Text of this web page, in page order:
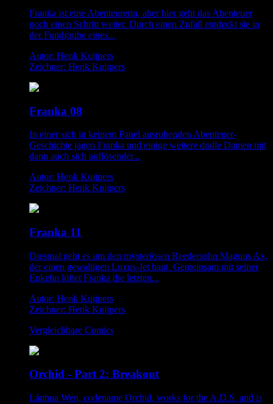
Franka ist eine Abenteurerin, aber hier geht das Abenteuer
noch einen Schritt weiter. Durch einen Zufall entdeckt sie in
der Fundgrube eines...
Autor: Henk Kuijpers
Zeichner: Henk Kuijpers
Franka 08
In einer sich in keinem Panel ausruhenden Abenteuer-
Geschichte jagen Franka und einige weitere dralle Damen mit
dann auch sich auflösender...
Autor: Henk Kuijpers
Zeichner: Henk Kuijpers
Franka 11
Diesmal geht es um den mysteriösen Reedersohn Magnus Ax,
der einen gewaltigen Luxus-Jet baut. Gemeinsam mit seiner
Enkelin lüftet Franka die letzten...
Autor: Henk Kuijpers
Zeichner: Henk Kuijpers
Vergleichbare Comics
Orchid - Part 2: Breakout
Lánhua Wen, codename Orchid, works for the A.D.S. and is